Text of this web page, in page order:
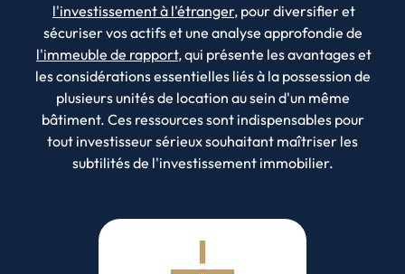
l'investissement à l'étranger, pour diversifier et
sécuriser vos actifs et une analyse approfondie de
l'immeuble de rapport, qui présente les avantages et
les considérations essentielles liés à la possession de
plusieurs unités de location au sein d'un même
bâtiment. Ces ressources sont indispensables pour
tout investisseur sérieux souhaitant maîtriser les
subtilités de l'investissement immobilier.